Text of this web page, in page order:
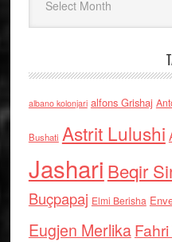
albano kolonjari alfons Grishaj
Bushati Astrit Lulushi
Jashari Beqir
Buçpapaj Elmi Berisha
Eugjen Merlika